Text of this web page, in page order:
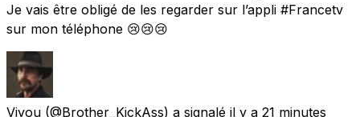
Je vais être obligé de les regarder sur l’appli #Francetv
sur mon téléphone 😢😢😢
Vivou (@Brother_KickAss) a signalé il y a 21 minutes